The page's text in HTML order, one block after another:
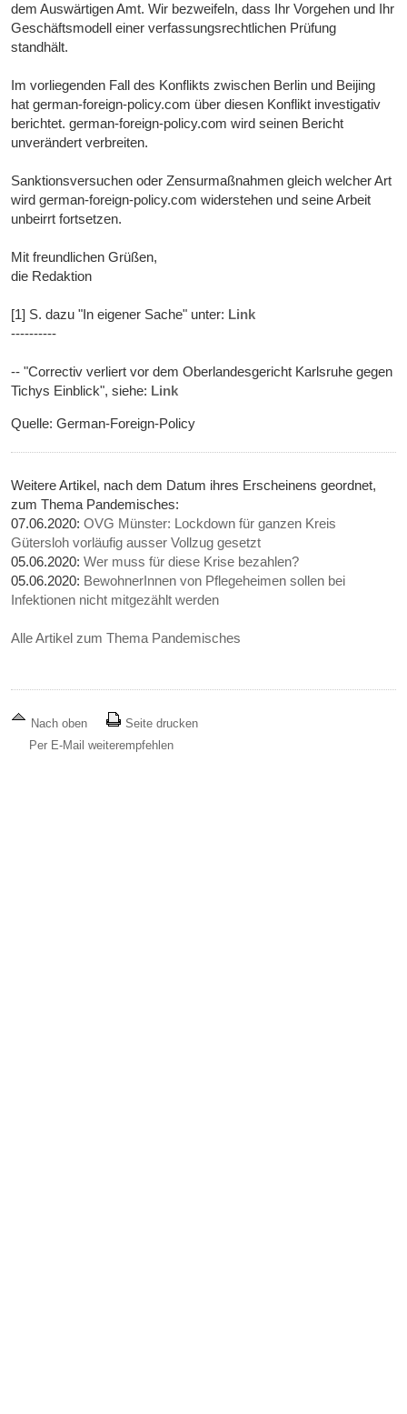
dem Auswärtigen Amt. Wir bezweifeln, dass Ihr Vorgehen und Ihr
Geschäftsmodell einer verfassungsrechtlichen Prüfung
standhält.
Im vorliegenden Fall des Konflikts zwischen Berlin und Beijing
hat german-foreign-policy.com über diesen Konflikt investigativ
berichtet. german-foreign-policy.com wird seinen Bericht
unverändert verbreiten.
Sanktionsversuchen oder Zensurmaßnahmen gleich welcher Art
wird german-foreign-policy.com widerstehen und seine Arbeit
unbeirrt fortsetzen.
Mit freundlichen Grüßen,
die Redaktion
[1] S. dazu "In eigener Sache" unter: Link
----------
-- "Correctiv verliert vor dem Oberlandesgericht Karlsruhe gegen
Tichys Einblick", siehe: Link
Quelle: German-Foreign-Policy
Weitere Artikel, nach dem Datum ihres Erscheinens geordnet,
zum Thema Pandemisches:
07.06.2020:OVG Münster: Lockdown für ganzen Kreis
Gütersloh vorläufig ausser Vollzug gesetzt
05.06.2020:Wer muss für diese Krise bezahlen?
05.06.2020: BewohnerInnen von Pflegeheimen sollen bei
Infektionen nicht mitgezählt werden
Alle Artikel zum Thema Pandemisches
Nach oben
Seite drucken
Per E-Mail weiterempfehlen